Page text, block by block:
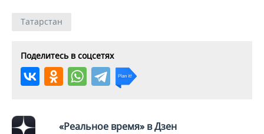
Татарстан
Поделитесь в соцсетях
«Реальное время» в Дзен